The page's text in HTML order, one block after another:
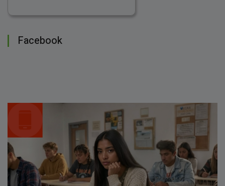
Facebook